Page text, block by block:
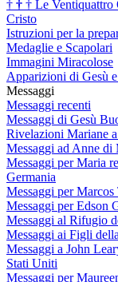
† † † Le Ventiquattro
Cristo
Istruzioni per la
Medaglie e Scapolari
Immagini Miracolose
Apparizioni di Gesù
Messaggi
Messaggi recenti
Messaggi di Gesù
Rivelazioni Mariane
Messaggi ad Anne di
Messaggi per Maria
Germania
Messaggi per Marcos
Messaggi per Edson
Messaggi al Rifugio
Messaggi ai Figli
Messaggi a John
Stati Uniti
Messaggi per